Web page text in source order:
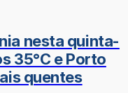
nesta quinta-
35°C e Porto
quentes